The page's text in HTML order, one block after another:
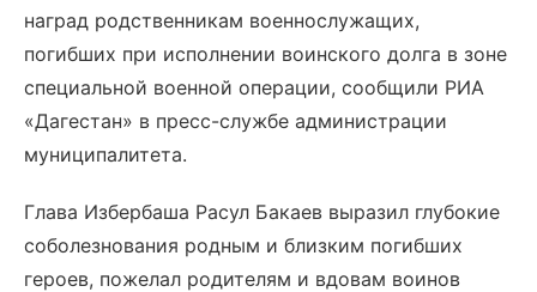
наград родственникам военнослужащих,
погибших при исполнении воинского долга в зоне
специальной военной операции, сообщили РИА
«Дагестан» в пресс-службе администрации
муниципалитета.
Глава Избербаша Расул Бакаев выразил глубокие
соболезнования родным и близким погибших
героев, пожелал родителям и вдовам воинов